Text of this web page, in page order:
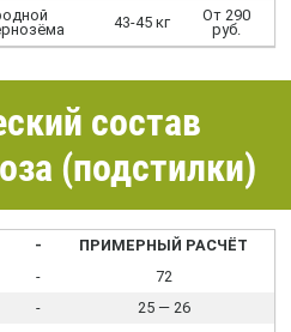
43-45 кг
От 290
руб.
состав
(подстилки)
-
ПРИМЕРНЫЙ РАСЧЁТ
-
72
-
25 — 26